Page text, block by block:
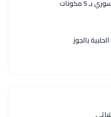
5 مكونات
بالجوز